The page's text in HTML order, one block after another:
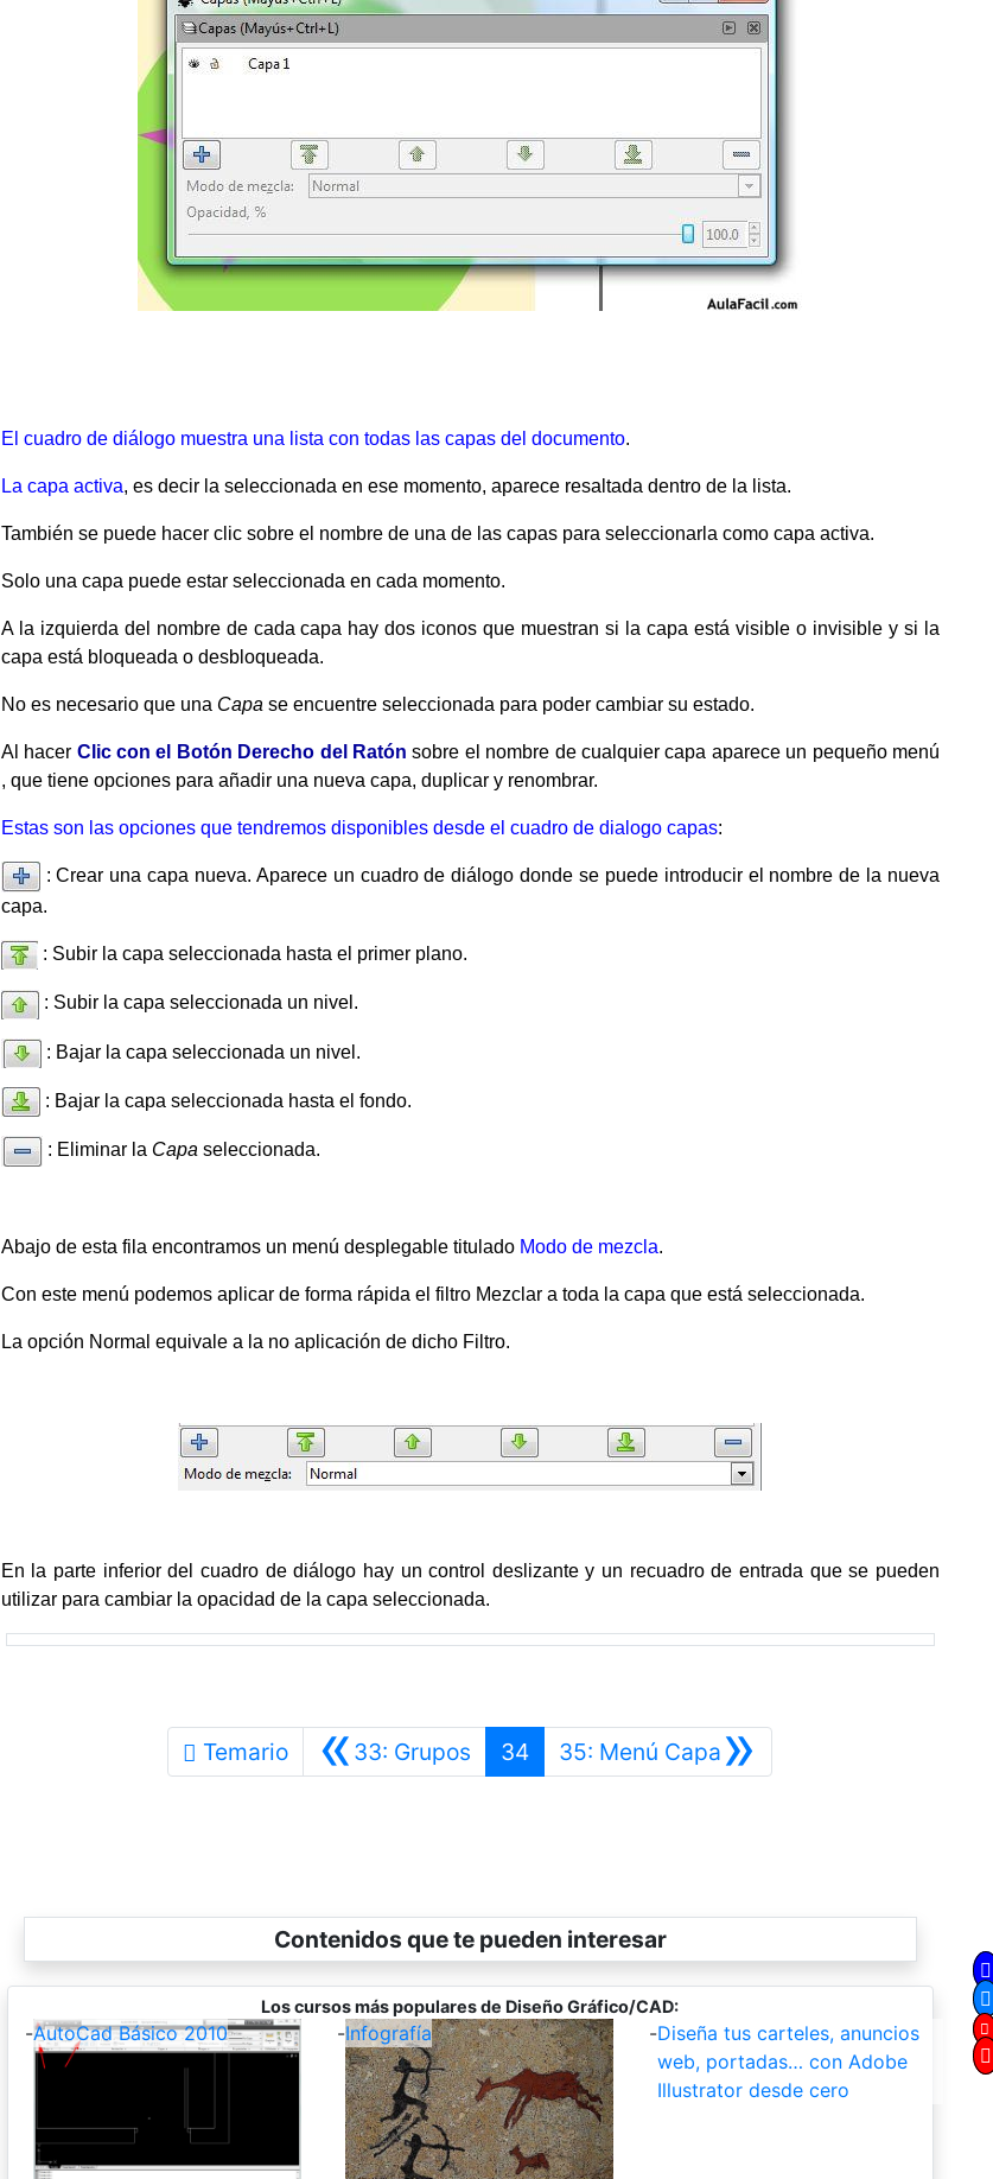
El cuadro de diálogo muestra una lista con todas las capas del documento.
La capa activa, es decir la seleccionada en ese momento, aparece resaltada dentro de la lista.
También se puede hacer clic sobre el nombre de una de las capas para seleccionarla como capa activa.
Solo una capa puede estar seleccionada en cada momento.
A la izquierda del nombre de cada capa hay dos iconos que muestran si la capa está visible o invisible y si la
capa está bloqueada o desbloqueada.
No es necesario que una Capa se encuentre seleccionada para poder cambiar su estado.
Al hacer Clic con el Botón Derecho del Ratón sobre el nombre de cualquier capa aparece un pequeño menú
, que tiene opciones para añadir una nueva capa, duplicar y renombrar.
Estas son las opciones que tendremos disponibles desde el cuadro de dialogo capas:
: Crear una capa nueva. Aparece un cuadro de diálogo donde se puede introducir el nombre de la nueva
capa.
: Subir la capa seleccionada hasta el primer plano.
: Subir la capa seleccionada un nivel.
: Bajar la capa seleccionada un nivel.
: Bajar la capa seleccionada hasta el fondo.
: Eliminar la Capa seleccionada.
Abajo de esta fila encontramos un menú desplegable titulado Modo de mezcla.
Con este menú podemos aplicar de forma rápida el filtro Mezclar a toda la capa que está seleccionada.
La opción Normal equivale a la no aplicación de dicho Filtro.
En la parte inferior del cuadro de diálogo hay un control deslizante y un recuadro de entrada que se pueden
utilizar para cambiar la opacidad de la capa seleccionada.
Temario «33: Grupos Anterior
34 »
35: Menú Capa Siguiente
Contenidos que te pueden interesar
Los cursos más populares de Diseño Gráfico/CAD:
-AutoCad Básico 2010 -Infografía -Diseña tus carteles, anuncios
web, portadas… con Adobe
Illustrator desde cero